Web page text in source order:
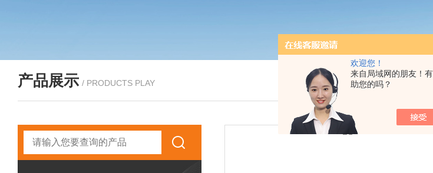
欢迎您！
来自局域网的朋友！
助您的吗？
产品展示 / PRODUCTS PLAY 我的位置：